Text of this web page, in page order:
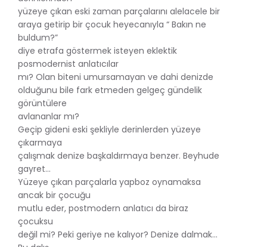
yüzeye çıkan eski zaman parçalarını alelacele bir
araya getirip bir çocuk heyecanıyla “ Bakın ne
buldum?”
diye etrafa göstermek isteyen eklektik
posmodernist anlatıcılar
mı? Olan biteni umursamayan ve dahi denizde
olduğunu bile fark etmeden gelgeç gündelik
görüntülere
avlananlar mı?
Geçip gideni eski şekliyle derinlerden yüzeye
çıkarmaya
çalışmak denize başkaldırmaya benzer. Beyhude
gayret...
Yüzeye çıkan parçalarla yapboz oynamaksa
ancak bir çocuğu
mutlu eder, postmodern anlatıcı da biraz
çocuksu
değil mi? Peki geriye ne kalıyor? Denize dalmak...